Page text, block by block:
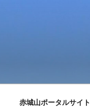
赤城山ポータルサイト